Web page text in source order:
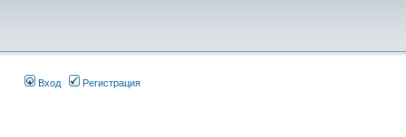
Вход Регистрация